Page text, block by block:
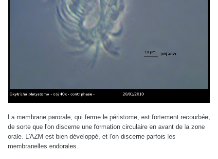
La membrane parorale, qui ferme le péristome, est fortement recourbée,
de sorte que l'on discerne une formation circulaire en avant de la zone
orale. L'AZM est bien développé, et l'on discerne parfois les
membranelles endorales.